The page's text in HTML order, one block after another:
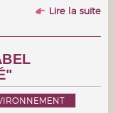
Lire la suite